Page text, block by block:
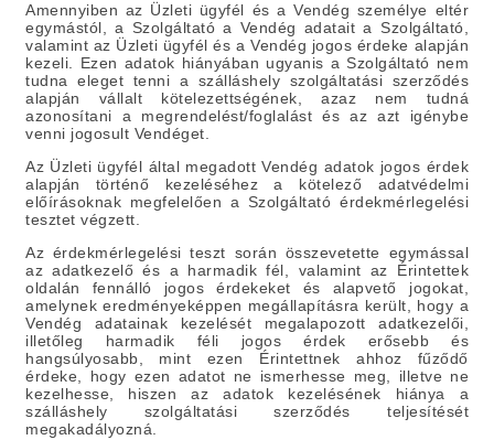
Amennyiben az Üzleti ügyfél és a Vendég személye eltér
egymástól, a Szolgáltató a Vendég adatait a Szolgáltató,
valamint az Üzleti ügyfél és a Vendég jogos érdeke alapján
kezeli. Ezen adatok hiányában ugyanis a Szolgáltató nem
tudna eleget tenni a szálláshely szolgáltatási szerződés
alapján vállalt kötelezettségének, azaz nem tudná
azonosítani a megrendelést/foglalást és az azt igénybe
venni jogosult Vendéget.
Az Üzleti ügyfél által megadott Vendég adatok jogos érdek
alapján történő kezeléséhez a kötelező adatvédelmi
előírásoknak megfelelően a Szolgáltató érdekmérlegelési
tesztet végzett.
Az érdekmérlegelési teszt során összevetette egymással
az adatkezelő és a harmadik fél, valamint az Érintettek
oldalán fennálló jogos érdekeket és alapvető jogokat,
amelynek eredményeképpen megállapításra került, hogy a
Vendég adatainak kezelését megalapozott adatkezelői,
illetőleg harmadik féli jogos érdek erősebb és
hangsúlyosabb, mint ezen Érintettnek ahhoz fűződő
érdeke, hogy ezen adatot ne ismerhesse meg, illetve ne
kezelhesse, hiszen az adatok kezelésének hiánya a
szálláshely szolgáltatási szerződés teljesítését
megakadályozná.